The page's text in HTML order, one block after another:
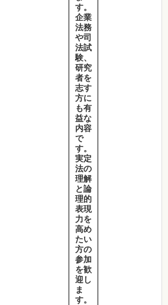
す。
企業
法務
や司
法試
験、
研究
者を
志す
方に
も有
益な
内容
で
す。
実定
法の
理解
と論
理的
表現
力を
高め
たい
方の
参加
を歓
迎し
ま
す。